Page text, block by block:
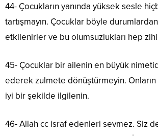
44- Çocukların yanında yüksek sesle
tartışmayın. Çocuklar böyle
etkilenirler ve bu olumsuzlukları hep
45- Çocuklar bir ailenin en büyük
ederek zulmete dönüştürmeyin.
iyi bir şekilde ilgilenin.
46- Allah cc israf edenleri sevmez. Siz